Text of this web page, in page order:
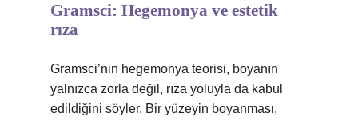
Gramsci: Hegemonya ve estetik
rıza
Gramsci’nin hegemonya teorisi, boyanın
yalnızca zorla değil, rıza yoluyla da kabul
edildiğini söyler. Bir yüzeyin boyanması,